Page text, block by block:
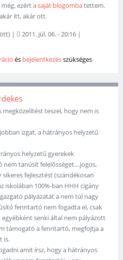
még, ezérta saját blogombatettem.
itt, akár ott.
| 2011. júl. 06. - 20:16 |
és bejelentkezésszükséges
megközelítést teszel, hogy nem is
izgat, a hátrányos helyzetű
helyzetű gyerekek
nem tanúsít felelősséget....jogos,
fejlesztést (szándékosan
iskolában 100%-ban HHH cigány
pályázatát a nem túl nagy
fenntartó nem fogadta el, csak
egyébként senki által nem pályázott
támogató a fenntartó, megfojtja a
is.
amit írsz, hogy a hátrányos